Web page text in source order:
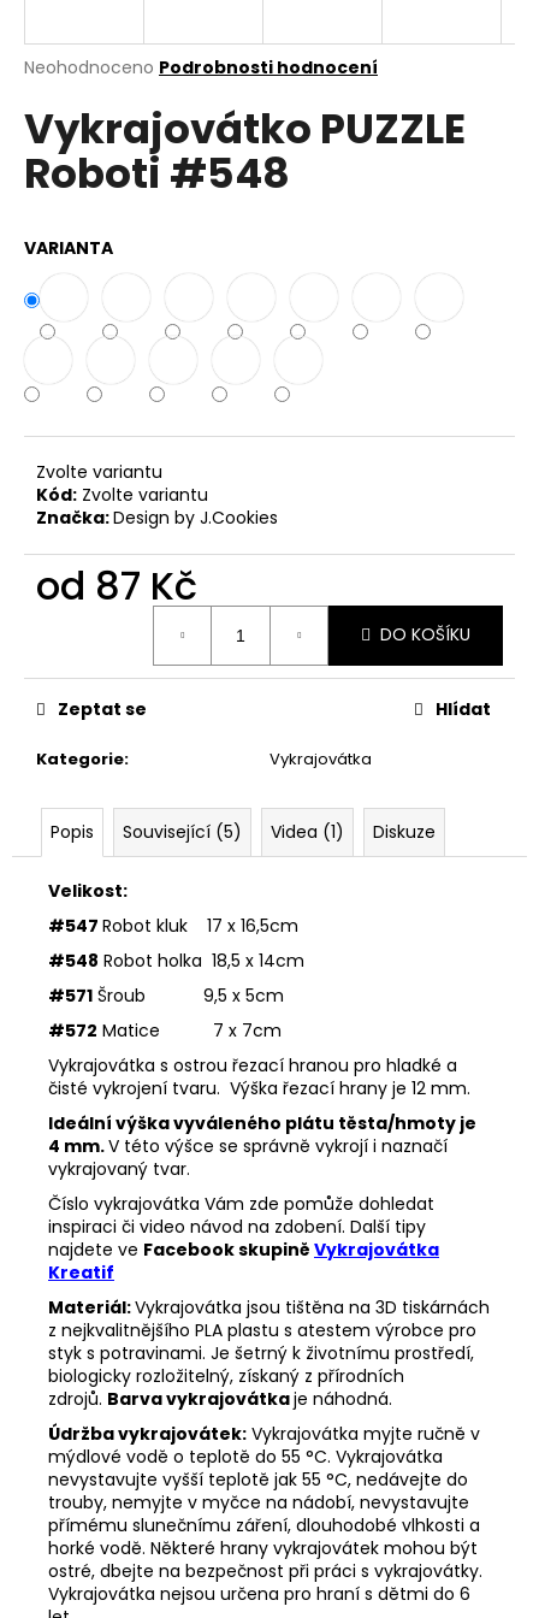
Průměrné
produktu
je
0,0
Neohodnoceno Podrobnosti hodnocení
Vykrajovátko PUZZLE
Roboti #548
VARIANTA
Zvolte variantu
Kód: Zvolte variantu
Značka:Design by J.Cookies
od 87 Kč
DO KOŠÍKU
Kategorie: Vykrajovátka
Zeptat se Hlídat
Popis Související (5) Videa (1) Diskuze
Velikost:
#547 Robot kluk 17 x 16,5cm
#548 Robot holka 18,5 x 14cm
#571 Šroub 9,5 x 5cm
#572 Matice 7 x 7cm
Vykrajovátka s ostrou řezací hranou pro hladké a
čisté vykrojení tvaru. Výška řezací hrany je 12 mm.
Ideální výška vyváleného plátu těsta/hmoty je
4 mm.V této výšce se správně vykrojí i naznačí
vykrajovaný tvar.
Číslo vykrajovátka Vám zde pomůže dohledat
inspiraci či video návod na zdobení. Další tipy
najdete ve Facebook skupině Vykrajovátka
Kreatif
Materiál:Vykrajovátka jsou tištěna na 3D tiskárnách
z nejkvalitnějšího PLA plastu s atestem výrobce pro
styk s potravinami. Je šetrný k životnímu prostředí,
biologicky rozložitelný, získaný z přírodních
zdrojů. Barva vykrajovátkaje náhodná.
Údržba vykrajovátek: Vykrajovátka myjte ručně v
mýdlové vodě o teplotě do 55 °C. Vykrajovátka
nevystavujte vyšší teplotě jak 55 °C, nedávejte do
trouby, nemyjte v myčce na nádobí, nevystavujte
přímému slunečnímu záření, dlouhodobé vlhkosti a
horké vodě. Některé hrany vykrajovátek mohou být
ostré, dbejte na bezpečnost při práci s vykrajovátky.
Vykrajovátka nejsou určena pro hraní s dětmi do 6
j
t
?
HLEDAT
D
o
p
o
u
e
VYKRAJOVÁTKA
CHRISTMAS
#423
49
Kč